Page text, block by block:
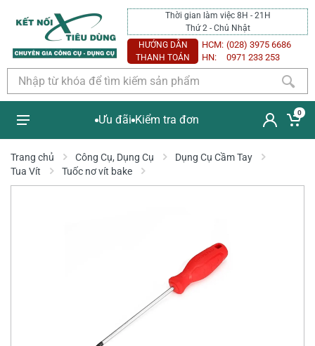
Thời gian làm việc 8H - 21H
Thứ 2 - Chủ Nhật
HƯỚNG DẪN
THANH TOÁN
HCM: (028) 3975 6686
HN:
0971 233 253
Ưu đãi Kiểm tra đơn
0
Trang chủ Công Cụ, Dụng Cụ
Dụng Cụ Cầm Tay
Tua Vít
Tuốc nơ vít bake